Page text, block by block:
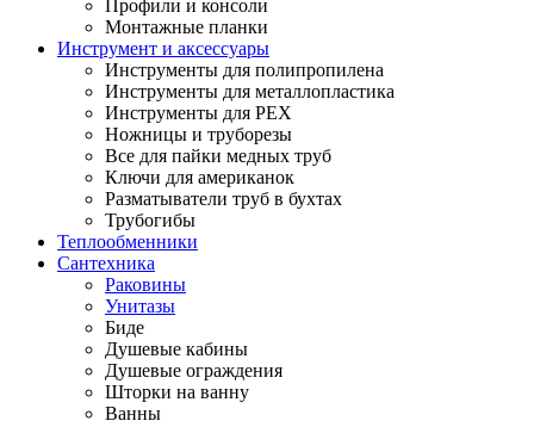
Профили и консоли
Монтажные планки
Инструмент и аксессуары
Инструменты для полипропилена
Инструменты для металлопластика
Инструменты для PEX
Ножницы и труборезы
Все для пайки медных труб
Ключи для американок
Разматыватели труб в бухтах
Трубогибы
Теплообменники
Сантехника
Раковины
Унитазы
Биде
Душевые кабины
Душевые ограждения
Шторки на ванну
Ванны